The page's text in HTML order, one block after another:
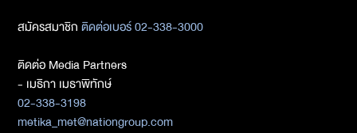
สมัครสมาชิกติดต่อเบอร์ 02-338-3000
ติดต่อ Media Partners
- เมธิกา เมธาพิทักษ์
02-338-3198
metika_met@nationgroup.com